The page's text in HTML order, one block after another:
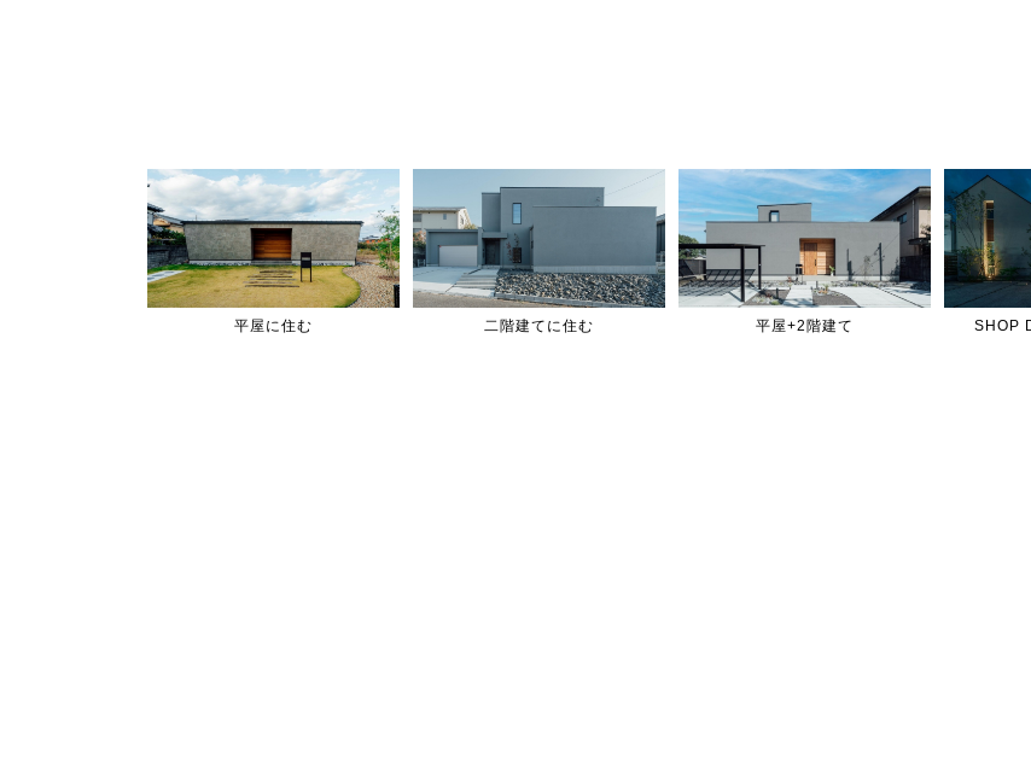
平屋に住む 二階建てに住む 平屋+2階建て SHOP